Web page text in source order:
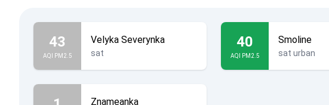
43
AQI PM2.5
Velyka Severynka
sat
40
AQI PM2.5
Smoline
sat urban
Znameanka